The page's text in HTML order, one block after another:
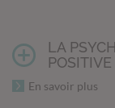
LA
POSITIVE
En savoir plus